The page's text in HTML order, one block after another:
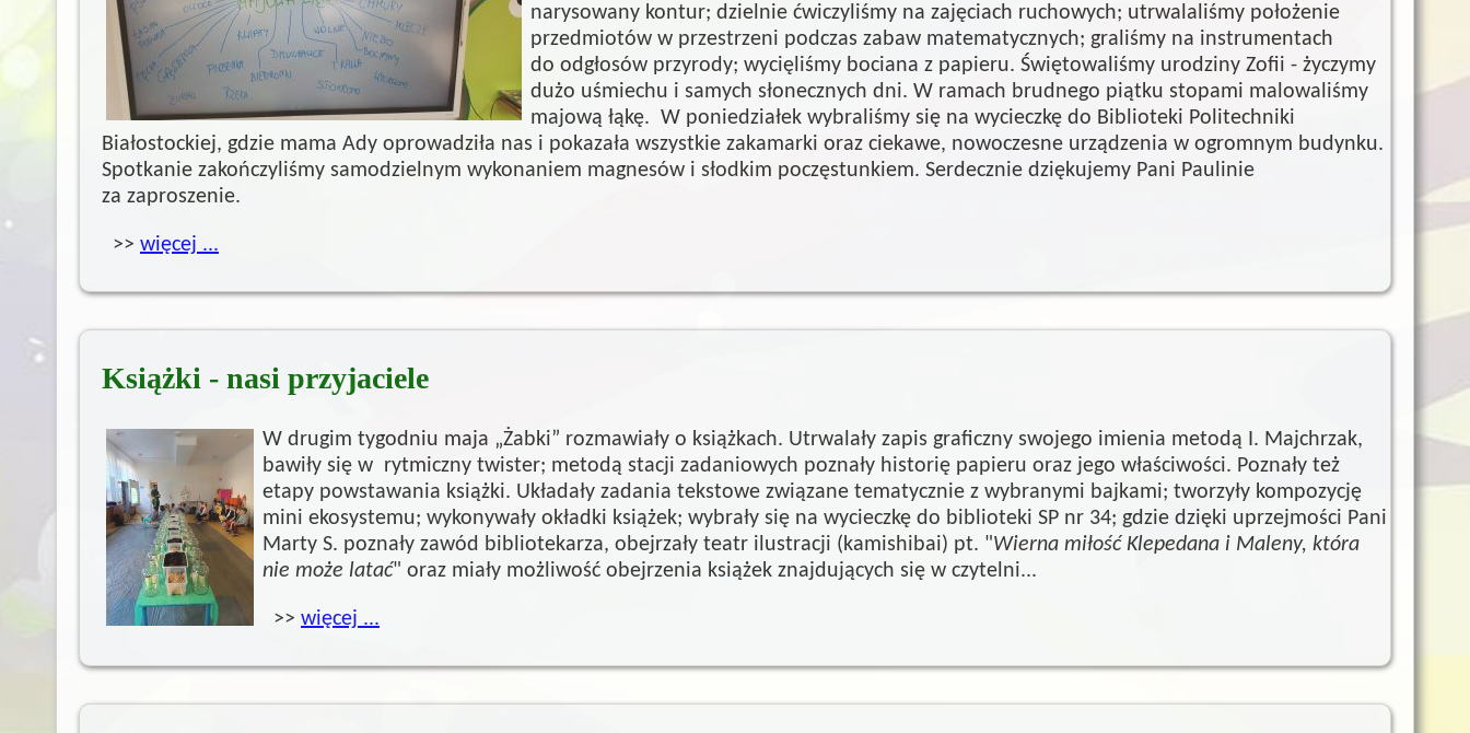
narysowany kontur; dzielnie ćwiczyliśmy na zajęciach ruchowych; utrwalaliśmy położenie
przedmiotów w przestrzeni podczas zabaw matematycznych; graliśmy na instrumentach
do odgłosów przyrody; wycięliśmy bociana z papieru. Świętowaliśmy urodziny Zofii - życzymy
dużo uśmiechu i samych słonecznych dni. W ramach brudnego piątku stopami malowaliśmy
majową łąkę. W poniedziałek wybraliśmy się na wycieczkę do Biblioteki Politechniki
Białostockiej, gdzie mama Ady oprowadziła nas i pokazała wszystkie zakamarki oraz ciekawe, nowoczesne urządzenia w ogromnym budynku.
Spotkanie zakończyliśmy samodzielnym wykonaniem magnesów i słodkim poczęstunkiem. Serdecznie dziękujemy Pani Paulinie
za zaproszenie.
>> więcej ...
Książki - nasi przyjaciele
W drugim tygodniu maja „Żabki” rozmawiały o książkach. Utrwalały zapis graficzny swojego imienia metodą I. Majchrzak,
bawiły się w rytmiczny twister; metodą stacji zadaniowych poznały historię papieru oraz jego właściwości. Poznały też
etapy powstawania książki. Układały zadania tekstowe związane tematycznie z wybranymi bajkami; tworzyły kompozycję
mini ekosystemu; wykonywały okładki książek; wybrały się na wycieczkę do biblioteki SP nr 34; gdzie dzięki uprzejmości Pani
Marty S. poznały zawód bibliotekarza, obejrzały teatr ilustracji (kamishibai) pt. "Wierna miłość Klepedana i Maleny, która
nie może latać" oraz miały możliwość obejrzenia książek znajdujących się w czytelni...
>> więcej ...